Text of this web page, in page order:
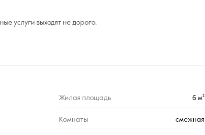
Жилая площадь 6 м²
Комнаты смежная
услуги выходят не дорого.